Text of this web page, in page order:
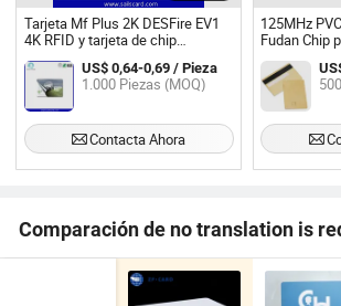
Tarjeta Mf Plus 2K DESFire EV1
4K RFID y tarjeta de chip
compatible Fudan a mejor precio
US$ 0,64-0,69 / Pieza
1.000 Piezas (MOQ)
Contacta Ahora
125MHz
Fudan Chip
Comparación de no translation is